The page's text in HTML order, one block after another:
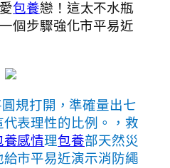
包養戀！這太不水瓶
個步驟強化市平易近
規打開，準確量出七
表理性的比例。，救
養感情理包養部天然災
市平易近演示消防繩